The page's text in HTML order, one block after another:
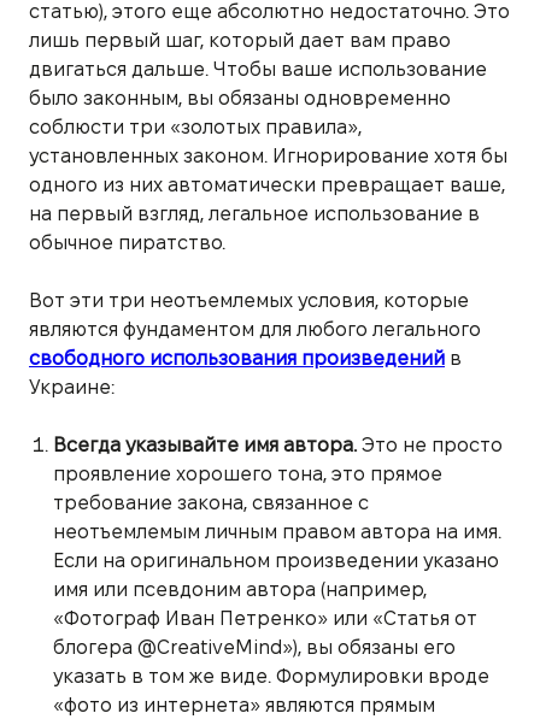
статью), этого еще абсолютно недостаточно. Это
лишь первый шаг, который дает вам право
двигаться дальше. Чтобы ваше использование
было законным, вы обязаны одновременно
соблюсти три «золотых правила»,
установленных законом. Игнорирование хотя бы
одного из них автоматически превращает ваше,
на первый взгляд, легальное использование в
обычное пиратство.
Вот эти три неотъемлемых условия, которые
являются фундаментом для любого легального
свободного использования произведений в
Украине:
Всегда указывайте имя автора. Это не просто
проявление хорошего тона, это прямое
требование закона, связанное с
неотъемлемым личным правом автора на имя.
Если на оригинальном произведении указано
имя или псевдоним автора (например,
«Фотограф Иван Петренко» или «Статья от
блогера @CreativeMind»), вы обязаны его
указать в том же виде. Формулировки вроде
«фото из интернета» являются прямым